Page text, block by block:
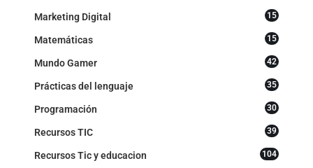
Marketing Digital 15
Matemáticas 15
Mundo Gamer 42
Prácticas del lenguaje 35
Programación 30
Recursos TIC 39
Recursos Tic y educacion 104